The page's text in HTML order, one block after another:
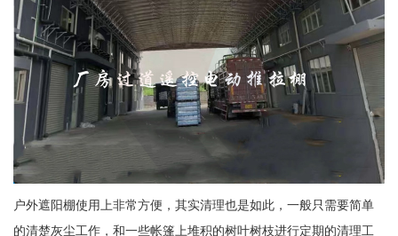
户外遮阳棚使用上非常方便，其实清理也是如此，一般只需要简单
的清楚灰尘工作，和一些帐篷上堆积的树叶树枝进行定期的清理工